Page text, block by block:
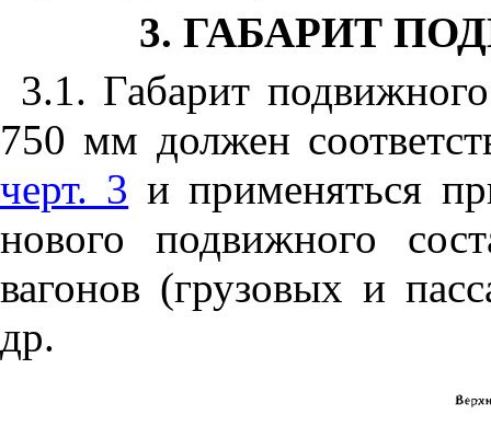
3. ГАБАРИТ
3.1. Габарит
750 мм должен
черт. 3 и применяться
нового подвижного
вагонов (грузовых и
др.